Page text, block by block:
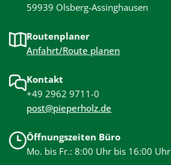
59939 Olsberg-Assinghausen
Routenplaner
Anfahrt/Route planen
Kontakt
+49 2962 9711-0
post@pieperholz.de
Öffnungszeiten Büro
Mo. bis Fr.: 8:00 Uhr bis 16:00 Uhr